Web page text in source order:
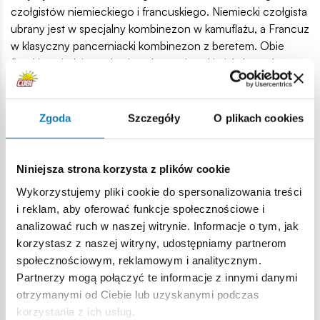
Zgoda Szczegóły O plikach cookies
Niniejsza strona korzysta z plików cookie
Wykorzystujemy pliki cookie do spersonalizowania treści
i reklam, aby oferować funkcje społecznościowe i
analizować ruch w naszej witrynie. Informacje o tym, jak
korzystasz z naszej witryny, udostępniamy partnerom
społecznościowym, reklamowym i analitycznym.
Partnerzy mogą połączyć te informacje z innymi danymi
otrzymanymi od Ciebie lub uzyskanymi podczas
korzystania z ich usług.
czołgistów niemieckiego i francuskiego. Niemiecki czołgista
ubrany jest w specjalny kombinezon w kamuflażu, a Francuz
w klasyczny pancerniacki kombinezon z beretem. Obie
figurki posiadają atrakcyjne akcesoria, takie jak: lornetka,
klucz i kanister.
Tiger I to niemiecki czołg ciężki z okresu II wojny światowej.
XX wieku, wszedł do produkcji w 1942 roku. Tiger I był
działo KwK 36 oraz mocnego pancerza zapewniającego
znakomitą ochronę. Pomimo początkowych trudności
technicznych i wysokiego kosztu produkcji Tiger szybko
wyrobił sobie znakomitą reputację na polu bitwy, gdzie jego
obecność zawsze budziła grozę! Ostatecznie
wyprodukowano około 1,350 egzemplarzy tego czołgu.
870 wysokiej jakości elementów,